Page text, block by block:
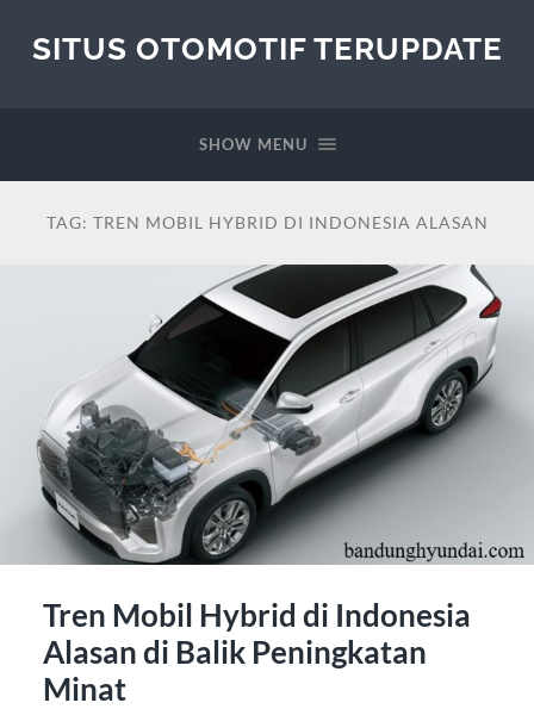
SITUS OTOMOTIF TERUPDATE
SHOW MENU
TAG: TREN MOBIL HYBRID DI INDONESIA ALASAN
Tren Mobil Hybrid di Indonesia
Alasan di Balik Peningkatan
Minat